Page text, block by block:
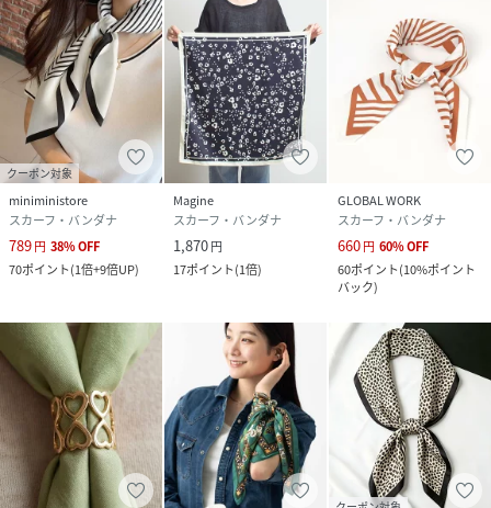
クーポン対象
miniministore
スカーフ・バンダナ
789円 38%OFF
70ポイント(1倍+9倍UP)
Magine
スカーフ・バンダナ
1,870円
17ポイント(1倍)
GLOBAL WORK
スカーフ・バンダナ
660円 60%OFF
60ポイント(10%ポイント
バック)